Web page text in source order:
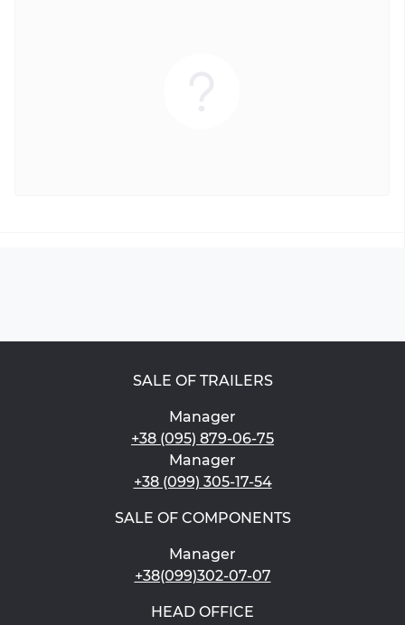
SALE OF TRAILERS
Manager
+38 (095) 879-06-75
Manager
+38 (099) 305-17-54
SALE OF COMPONENTS
Manager
+38(099)302-07-07
HEAD OFFICE